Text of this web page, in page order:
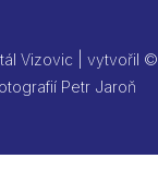
Vizovic | vytvořil ©
Petr Jaroň